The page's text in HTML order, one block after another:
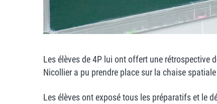
Les élèves de 4P lui ont offert une rétrospective
Nicollier a pu prendre place sur la chaise
Les élèves ont exposé tous les préparatifs et le